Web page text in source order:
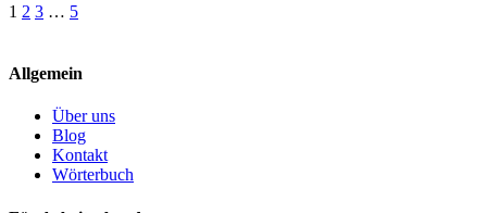
1 2 3 … 5
Allgemein
Über uns
Blog
Kontakt
Wörterbuch